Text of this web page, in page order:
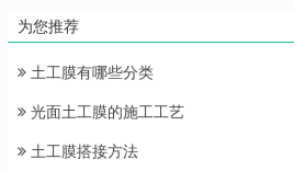
为您推荐
土工膜有哪些分类
光面土工膜的施工工艺
土工膜搭接方法